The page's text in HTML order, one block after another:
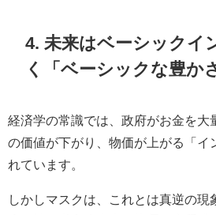
4. 未来はベーシックイ
く「ベーシックな豊か
経済学の常識では、政府がお金を大
の価値が下がり、物価が上がる「イ
れています。
しかしマスクは、これとは真逆の現